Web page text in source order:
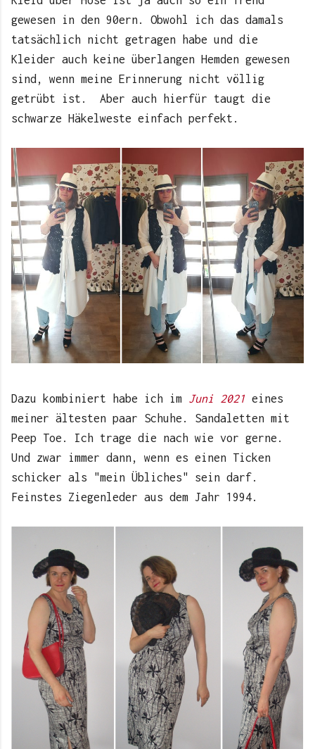
gewesen in den 90ern. Obwohl ich das damals
tatsächlich nicht getragen habe und die
Kleider auch keine überlangen Hemden gewesen
sind, wenn meine Erinnerung nicht völlig
getrübt ist. Aber auch hierfür taugt die
schwarze Häkelweste einfach perfekt.
Dazu kombiniert habe ich im Juni 2021 eines
meiner ältesten paar Schuhe. Sandaletten mit
Peep Toe. Ich trage die nach wie vor gerne.
Und zwar immer dann, wenn es einen Ticken
schicker als "mein Übliches" sein darf.
Feinstes Ziegenleder aus dem Jahr 1994.